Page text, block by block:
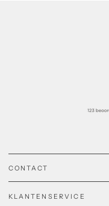
CONTACT
KLANTENSERVICE